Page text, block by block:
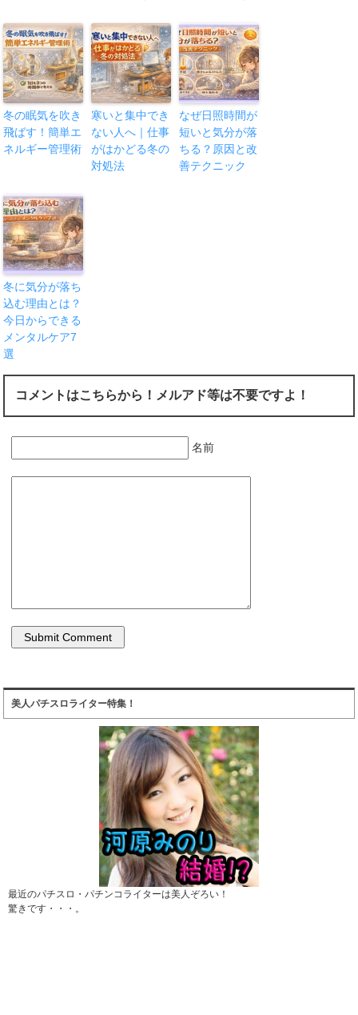
冬の眠気を吹き
飛ばす！簡単エ
ネルギー管理術
寒いと集中でき
ない人へ｜仕事
がはかどる冬の
対処法
なぜ日照時間が
短いと気分が落
ちる？原因と改
善テクニック
冬に気分が落ち
込む理由とは？
今日からできる
メンタルケア7
選
コメントはこちらから！メルアド等は不要ですよ！
名前
美人パチスロライター特集！
最近のパチスロ・パチンコライターは美人ぞろい！
驚きです・・・。